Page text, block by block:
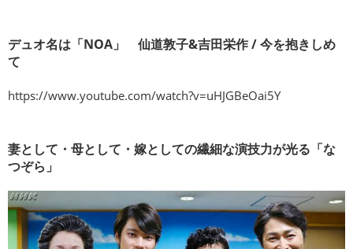
デュオ名は「NOA」 仙道敦子&吉田栄作 / 今を抱きしめ
て
https://www.youtube.com/watch?v=uHJGBeOai5Y
妻として・母として・嫁としての繊細な演技力が光る「な
つぞら」